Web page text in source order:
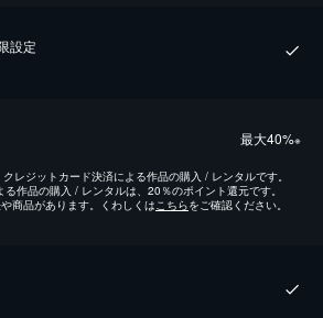
設定
最⼤40%※
レジットカード決済による作品の購入 / レンタルです。
作品の購入 / レンタルは、20％のポイント還元です。
商品があります。くわしくはこちらをご確認ください。